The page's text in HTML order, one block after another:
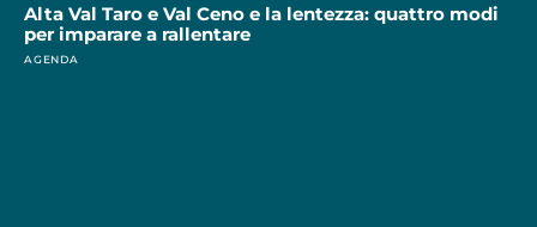
Alta Val Taro e Val Ceno e la lentezza: quattro modi
per imparare a rallentare
AGENDA